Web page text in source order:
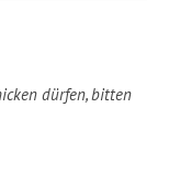
dürfen, bitten